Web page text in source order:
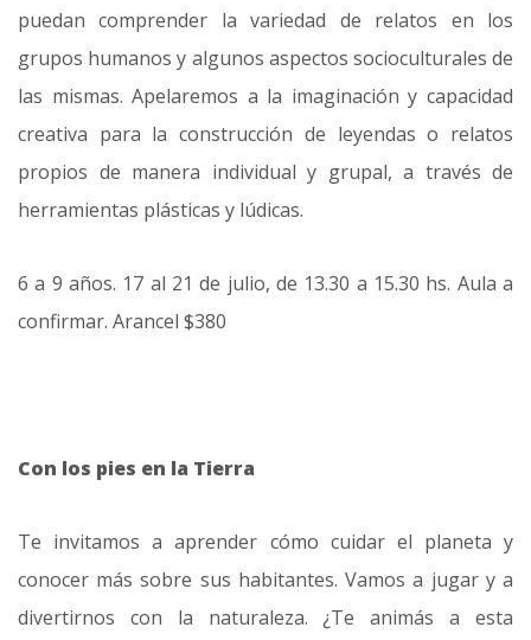
puedan comprender la variedad de relatos en los
grupos humanos y algunos aspectos socioculturales de
las mismas. Apelaremos a la imaginación y capacidad
creativa para la construcción de leyendas o relatos
propios de manera individual y grupal, a través de
herramientas plásticas y lúdicas.
6 a 9 años. 17 al 21 de julio, de 13.30 a 15.30 hs. Aula a
confirmar. Arancel $380
Con los pies en la Tierra
Te invitamos a aprender cómo cuidar el planeta y
conocer más sobre sus habitantes. Vamos a jugar y a
divertirnos con la naturaleza. ¿Te animás a esta